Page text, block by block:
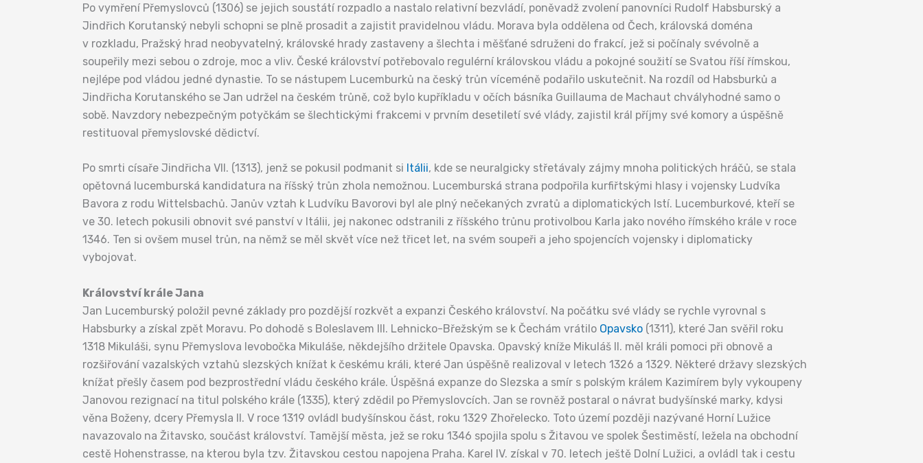
Po vymření Přemyslovců (1306) se jejich soustátí rozpadlo a nastalo relativní bezvládí, poněvadž zvolení panovníci Rudolf Habsburský a
Jindřich Korutanský nebyli schopni se plně prosadit a zajistit pravidelnou vládu. Morava byla oddělena od Čech, královská doména
v rozkladu, Pražský hrad neobyvatelný, královské hrady zastaveny a šlechta i měšťané sdruženi do frakcí, jež si počínaly svévolně a
soupeřily mezi sebou o zdroje, moc a vliv. České království potřebovalo regulérní královskou vládu a pokojné soužití se Svatou říší římskou,
nejlépe pod vládou jedné dynastie. To se nástupem Lucemburků na český trůn víceméně podařilo uskutečnit. Na rozdíl od Habsburků a
Jindřicha Korutanského se Jan udržel na českém trůně, což bylo kupříkladu v očích básníka Guillauma de Machaut chvályhodné samo o
sobě. Navzdory nebezpečným potyčkám se šlechtickými frakcemi v prvním desetiletí své vlády, zajistil král příjmy své komory a úspěšně
restituoval přemyslovské dědictví.
Po smrti císaře Jindřicha VII. (1313), jenž se pokusil podmanit si Itálii, kde se neuralgicky střetávaly zájmy mnoha politických hráčů, se stala
opětovná lucemburská kandidatura na říšský trůn zhola nemožnou. Lucemburská strana podpořila kurfiřtskými hlasy i vojensky Ludvíka
Bavora z rodu Wittelsbachů. Janův vztah k Ludvíku Bavorovi byl ale plný nečekaných zvratů a diplomatických lstí. Lucemburkové, kteří se
ve 30. letech pokusili obnovit své panství v Itálii, jej nakonec odstranili z říšského trůnu protivolbou Karla jako nového římského krále v roce
1346. Ten si ovšem musel trůn, na němž se měl skvět více než třicet let, na svém soupeři a jeho spojencích vojensky i diplomaticky
vybojovat.
Království krále Jana
Jan Lucemburský položil pevné základy pro pozdější rozkvět a expanzi Českého království. Na počátku své vlády se rychle vyrovnal s
Habsburky a získal zpět Moravu. Po dohodě s Boleslavem III. Lehnicko-Břežským se k Čechám vrátilo Opavsko (1311), které Jan svěřil roku
1318 Mikuláši, synu Přemyslova levobočka Mikuláše, někdejšího držitele Opavska. Opavský kníže Mikuláš II. měl králi pomoci při obnově a
rozšiřování vazalských vztahů slezských knížat k českému králi, které Jan úspěšně realizoval v letech 1326 a 1329. Některé državy slezských
knížat přešly časem pod bezprostřední vládu českého krále. Úspěšná expanze do Slezska a smír s polským králem Kazimírem byly vykoupeny
Janovou rezignací na titul polského krále (1335), který zdědil po Přemyslovcích. Jan se rovněž postaral o návrat budyšínské marky, kdysi
věna Boženy, dcery Přemysla II. V roce 1319 ovládl budyšínskou část, roku 1329 Zhořelecko. Toto území později nazývané Horní Lužice
navazovalo na Žitavsko, součást království. Tamější města, jež se roku 1346 spojila spolu s Žitavou ve spolek Šestiměstí, ležela na obchodní
cestě Hohenstrasse, na kterou byla tzv. Žitavskou cestou napojena Praha. Karel IV. získal v 70. letech ještě Dolní Lužici, a ovládl tak i cestu